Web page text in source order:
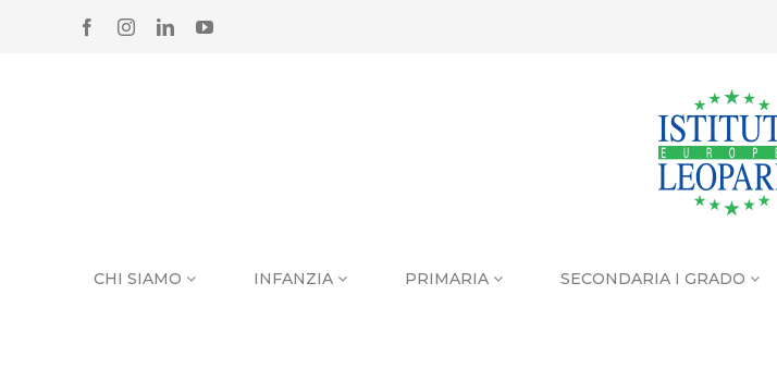
FACEBOOK
INSTAGRAM
LINKEDINYOUTUBE
CHI SIAMO INFANZIA PRIMARIA SECONDARIA I GRADO